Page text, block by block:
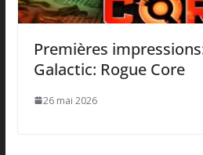
Premières
Galactic: Rogue Core
26 mai 2026